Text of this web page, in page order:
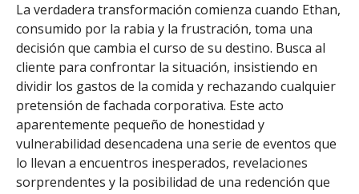
La verdadera transformación comienza cuando Ethan,
consumido por la rabia y la frustración, toma una
decisión que cambia el curso de su destino. Busca al
cliente para confrontar la situación, insistiendo en
dividir los gastos de la comida y rechazando cualquier
pretensión de fachada corporativa. Este acto
aparentemente pequeño de honestidad y
vulnerabilidad desencadena una serie de eventos que
lo llevan a encuentros inesperados, revelaciones
sorprendentes y la posibilidad de una redención que